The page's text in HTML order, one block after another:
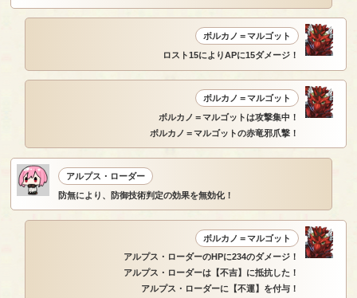
ボルカノ＝マルゴット
ロスト15によりAPに15ダメージ！
ボルカノ＝マルゴット
ボルカノ＝マルゴットは攻撃集中！
ボルカノ＝マルゴットの赤竜邪爪撃！
アルプス・ローダー
防無により、防御技術判定の効果を無効化！
ボルカノ＝マルゴット
アルプス・ローダーのHPに234のダメージ！
アルプス・ローダーは【不吉】に抵抗した！
アルプス・ローダーに【不運】を付与！